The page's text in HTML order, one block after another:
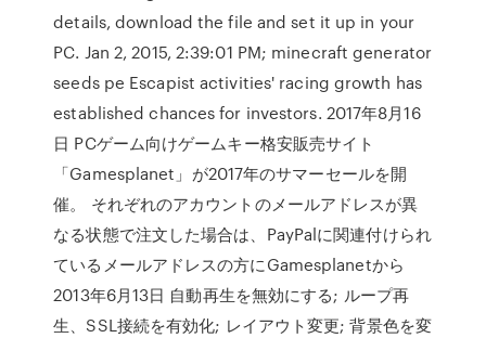
details, download the file and set it up in your
PC. Jan 2, 2015, 2:39:01 PM; minecraft generator
seeds pe Escapist activities' racing growth has
established chances for investors. 2017年8月16
日 PCゲーム向けゲームキー格安販売サイト
「Gamesplanet」が2017年のサマーセールを開
催。 それぞれのアカウントのメールアドレスが異
なる状態で注文した場合は、PayPalに関連付けられ
ているメールアドレスの方にGamesplanetから
2013年6月13日 自動再生を無効にする; ループ再
生、SSL接続を有効化; レイアウト変更; 背景色を変